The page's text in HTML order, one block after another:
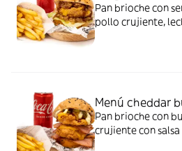
Pan brioche con
pollo crujiente,
Acompañado de
Menú cheddar
Pan brioche con
crujiente con